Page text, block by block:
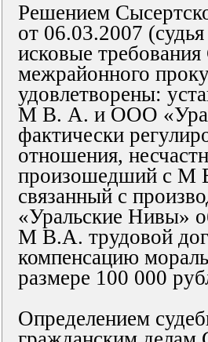
Решением
от 06.03.2007
исковые
межрайонного
удовлетворены:
М В. А. и ООО
фактически
отношения,
произошедший с М
связанный с
«Уральские Нивы»
М В.А. трудовой
компенсацию
размере 100 000
Определением